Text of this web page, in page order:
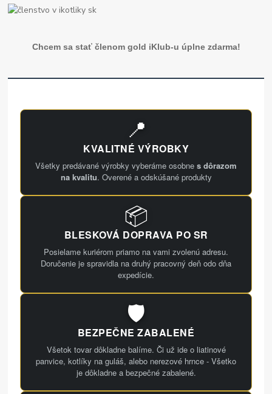
Chcem sa stať členom gold iKlub-u úplne zdarma!
📍
KVALITNÉ VÝROBKY
Všetky predávané výrobky vyberáme osobne s dôrazom
na kvalitu. Overené a odskúšané produkty
📦
BLESKOVÁ DOPRAVA PO SR
Posielame kuriérom priamo na vami zvolenú adresu.
Doručenie je spravidla na druhý pracovný deň odo dňa
expedície.
🛡️
BEZPEČNE ZABALENÉ
Všetok tovar dôkladne balíme. Či už ide o liatinové
panvice, kotlíky na guláš, alebo nerezové hrnce - Všetko
je dôkladne a bezpečné zabalené.